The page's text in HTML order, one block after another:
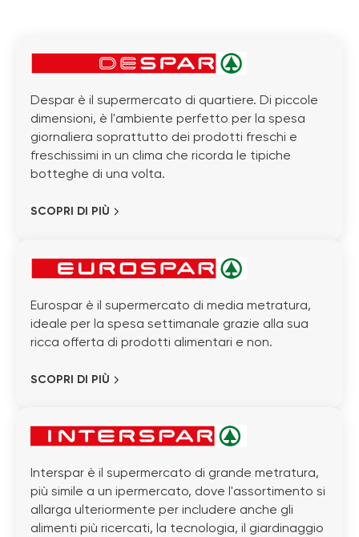
Despar è il supermercato di quartiere. Di piccole
dimensioni, è l'ambiente perfetto per la spesa
giornaliera soprattutto dei prodotti freschi e
freschissimi in un clima che ricorda le tipiche
botteghe di una volta.
SCOPRI DI PIÙ
Eurospar è il supermercato di media metratura,
ideale per la spesa settimanale grazie alla sua
ricca offerta di prodotti alimentari e non.
SCOPRI DI PIÙ
Interspar è il supermercato di grande metratura,
più simile a un ipermercato, dove l'assortimento si
allarga ulteriormente per includere anche gli
alimenti più ricercati, la tecnologia, il giardinaggio